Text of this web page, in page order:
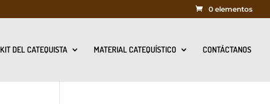
0 elementos
KIT DEL CATEQUISTA MATERIAL CATEQUÍSTICO CONTÁCTANOS